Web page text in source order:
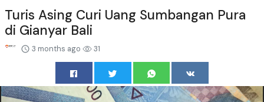
Turis Asing Curi Uang Sumbangan Pura
di Gianyar Bali
3 months ago 31